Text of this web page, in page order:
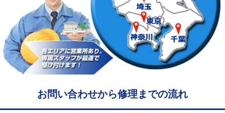
給水管工事※（ライニング鋼管・銅
管・ポリ管・HT管使用/3ｍまで)
44,000円
給水管工事※（ライニング鋼管・銅
管・ポリ管・HT管使用/3ｍ超え)
+8,800円
マス交換（土の掘削・埋め戻し作業） 11,000円~
マス交換（深さ50㎝未満） 55,000円
マス交換（深さ50㎝以上） 66,000円
お問い合わせから修理までの流れ